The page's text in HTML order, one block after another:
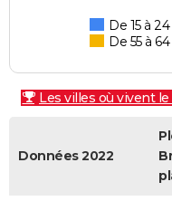
De 15 à
De 55 à
Les villes où vivent
Données 2022